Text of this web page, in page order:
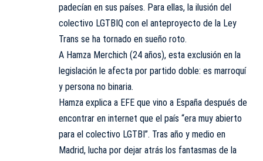
padecían en sus países. Para ellas, la ilusión del
colectivo LGTBIQ con el anteproyecto de la Ley
Trans se ha tornado en sueño roto.
A Hamza Merchich (24 años), esta exclusión en la
legislación le afecta por partido doble: es marroquí
y persona no binaria.
Hamza explica a EFE que vino a España después de
encontrar en internet que el país “era muy abierto
para el colectivo LGTBI”. Tras año y medio en
Madrid, lucha por dejar atrás los fantasmas de la